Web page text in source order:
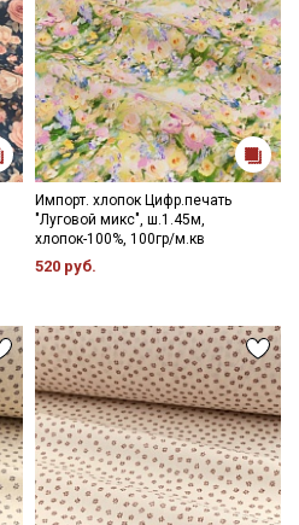
Импорт. хлопок Цифр.печать
"Луговой микс", ш.1.45м,
хлопок-100%, 100гр/м.кв
520 руб.